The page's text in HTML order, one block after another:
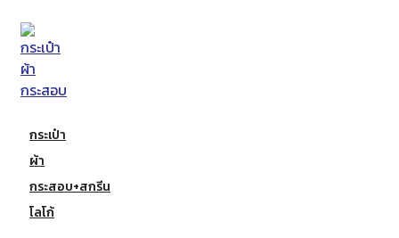
กระเป๋า
ผ้า
กระสอบ+สกรีน
โลโก้